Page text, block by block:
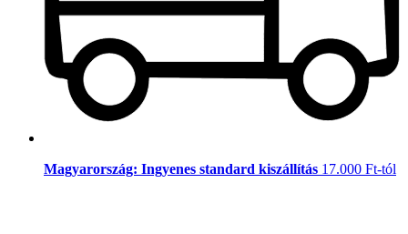
Magyarország: Ingyenes standard kiszállítás 17.000 Ft-tól